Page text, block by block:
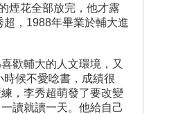
煙花全部放完，他才露
，1988年畢業於輔大進
歡輔大的人文環境，又
候不愛唸書，成績很
，李秀超萌發了要改變
讀就讀一天。他給自己